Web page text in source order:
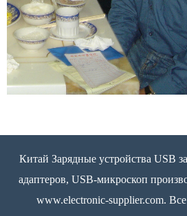
Китай Зарядные устройства USB
адаптеров, USB-микроскоп
www.electronic-supplier.com.